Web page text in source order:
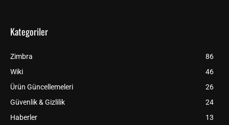
Kategoriler
Zimbra
86
Wiki
46
Ürün Güncellemeleri
26
Güvenlik & Gizlilik
24
Haberler
13